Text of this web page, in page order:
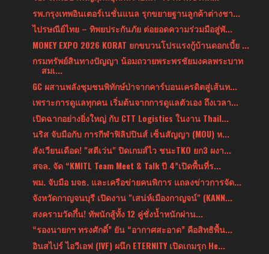
รพ.กรุงเทพอินเตอร์เนชั่นแนล รุกขยายฐานลูกค้าต่างชา...
ไปรษณีย์ไทย – ทิพยประกันภัย ต่อยอดความร่วมมือสู่พั...
MONEY EXPO 2026 KORAT ยกขบวนโปรแรงกู้บ้านดอกเบี้ย ...
กรมทรัพย์สินทางปัญญา น้อมถวายพระพรชัยมงคลพระบาท
สมเ...
GC ผสานพลังชุมชนพิทักษ์ป่าจากคาร์บอนเครดิตสู่เส้นท...
เพราะการดูแลทุกคน เริ่มต้นจากการดูแลตัวเอง ถึงเวลา...
เปิดฉากอย่างยิ่งใหญ่ กับ CTT Logistics ในงาน Thail...
นริส จับมือกับ การกีฬาฟิลิปปินส์ เซ็นสัญญา (MOU) ห...
สังเวียนเดือด! "สตีเว่น" ปิดเกมส์ไว ชนะTKO ยก3 ผงา...
สจล. จัด “KMITL Team Meet & Talk ปี 4”เปิดพื้นที่ร...
พม. จับมือ มจธ. และเครือข่ายคนพิการ แถลงข่าวการจัด...
จังหวัดกาญจนบุรี เปิดงาน "เสน่ห์เมืองกาญจน์" (KANN...
สงครามวัดกึ๋น! ทัพนักสู้ทั้ง 12 คู่ชั่งน้ำหนักผ่าน...
“รองนายกฯ ทรงศักดิ์” ยัน “อากาศสะอาด” คือสิทธิพื้น...
อินสไปร์ ไอวีเอฟ (IVF) ผนึก ETERNITY เปิดเกมรุก He...